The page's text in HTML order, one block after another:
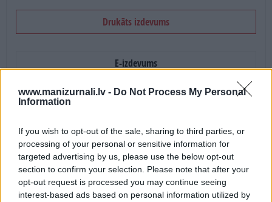
www.manizurnali.lv - Do Not Process My Personal
Information
If you wish to opt-out of the sale, sharing to third parties, or
processing of your personal or sensitive information for
targeted advertising by us, please use the below opt-out
section to confirm your selection. Please note that after your
opt-out request is processed you may continue seeing
interest-based ads based on personal information utilized by
Drukāts izdevums
E-izdevums
Abonēšanas perioda sākums:
Mēnešu skaits:
4 mēneši /18.59 Eur